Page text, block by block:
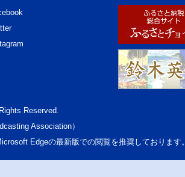
Reserved.
Association）
Edgeの最新版での閲覧を推奨しております。